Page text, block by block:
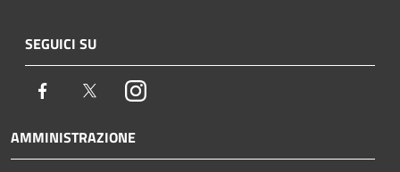
SEGUICI SU
Facebook TwitterInstagram
AMMINISTRAZIONE